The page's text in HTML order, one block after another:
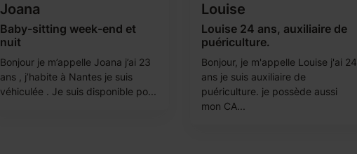
Joana
Baby-sitting week-end et
nuit
Bonjour je m’appelle Joana j’ai 23
ans , j’habite à Nantes je suis
véhiculée . Je suis disponible po...
Louise
Louise 24 ans, auxiliaire de
puériculture.
Bonjour, je m'appelle Louise j'ai 24
ans je suis auxiliaire de
puériculture. je possède aussi
mon CA...